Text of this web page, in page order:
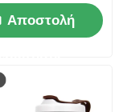
Αποστολή